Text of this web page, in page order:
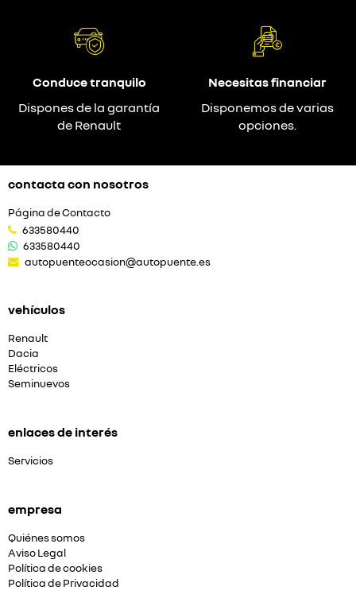
Conduce tranquilo
Dispones de la garantía
de Renault
Necesitas financiar
Disponemos de varias
opciones.
contacta con nosotros
Página de Contacto
633580440
633580440
autopuenteocasion@autopuente.es
vehículos
Renault
Dacia
Eléctricos
Seminuevos
enlaces de interés
Servicios
empresa
Quiénes somos
Aviso Legal
Política de cookies
Política de Privacidad